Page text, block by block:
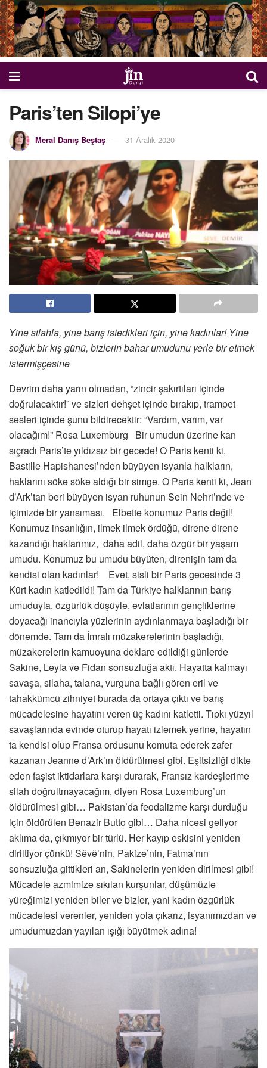
Paris’ten Silopi’ye
Meral Danış Beştaş 31 Aralık 2020
Yine silahla, yine barış istedikleri için, yine kadınlar! Yine
soğuk bir kış günü, bizlerin bahar umudunu yerle bir etmek
istermişçesine
Devrim daha yarın olmadan, “zincir şakırtıları içinde
doğrulacaktır!” ve sizleri dehşet içinde bırakıp, trampet
sesleri içinde şunu bildirecektir: “Vardım, varım, var
olacağım!” Rosa Luxemburg Bir umudun üzerine kan
sıçradı Paris’te yıldızsız bir gecede! O Paris kenti ki,
Bastille Hapishanesi’nden büyüyen isyanla halkların,
haklarını söke söke aldığı bir simge. O Paris kenti ki, Jean
d’Ark’tan beri büyüyen isyan ruhunun Sein Nehri’nde ve
içimizde bir yansıması. Elbette konumuz Paris değil!
Konumuz insanlığın, ilmek ilmek ördüğü, direne direne
kazandığı haklarımız, daha adil, daha özgür bir yaşam
umudu. Konumuz bu umudu büyüten, direnişin tam da
kendisi olan kadınlar! Evet, sisli bir Paris gecesinde 3
Kürt kadın katledildi! Tam da Türkiye halklarının barış
umuduyla, özgürlük düşüyle, evlatlarının gençliklerine
doyacağı inancıyla yüzlerinin aydınlanmaya başladığı bir
dönemde. Tam da İmralı müzakerelerinin başladığı,
müzakerelerin kamuoyuna deklare edildiği günlerde
Sakine, Leyla ve Fidan sonsuzluğa aktı. Hayatta kalmayı
savaşa, silaha, talana, vurguna bağlı gören eril ve
tahakkümcü zihniyet burada da ortaya çıktı ve barış
mücadelesine hayatını veren üç kadını katletti. Tıpkı yüzyıl
savaşlarında evinde oturup hayatı izlemek yerine, hayatın
ta kendisi olup Fransa ordusunu komuta ederek zafer
kazanan Jeanne d’Ark’ın öldürülmesi gibi. Eşitsizliği dikte
eden faşist iktidarlara karşı durarak, Fransız kardeşlerime
silah doğrultmayacağım, diyen Rosa Luxemburg’un
öldürülmesi gibi… Pakistan’da feodalizme karşı durduğu
için öldürülen Benazir Butto gibi… Daha nicesi geliyor
aklıma da, çıkmıyor bir türlü. Her kayıp eskisini yeniden
diriltiyor çünkü! Sêvê’nin, Pakize’nin, Fatma’nın
sonsuzluğa gittikleri an, Sakinelerin yeniden dirilmesi gibi!
Mücadele azmimize sıkılan kurşunlar, düşümüzle
yüreğimizi yeniden biler ve bizler, yani kadın özgürlük
mücadelesi verenler, yeniden yola çıkarız, isyanımızdan ve
umudumuzdan yayılan ışığı büyütmek adına!